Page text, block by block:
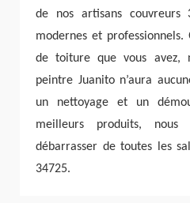
de nos artisans couvreurs
modernes et
de toiture que vous avez,
peintre Juanito n’aura
un nettoyage et un
meilleurs produits,
débarrasser de toutes les
34725.